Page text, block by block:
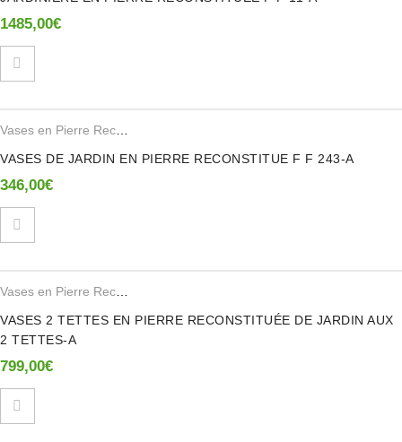
1485,00€
VASES DE JARDIN EN PIERRE RECONSTITUE F F 243-A
346,00€
VASES 2 TETTES EN PIERRE RECONSTITUÉE DE JARDIN AUX
2 TETTES-A
799,00€